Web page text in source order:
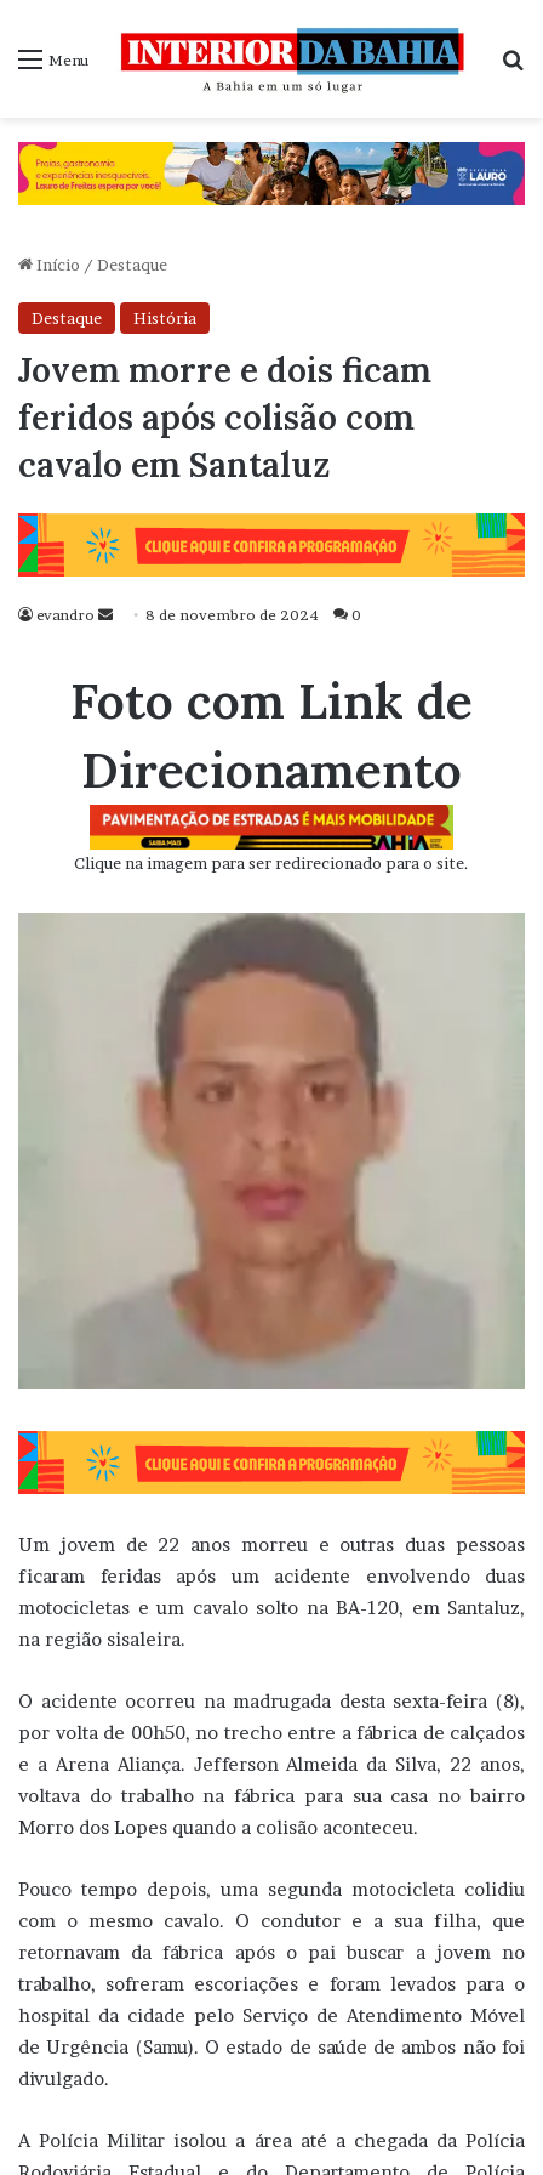
Menu
Início / Destaque
Destaque História
Jovem morre e dois ficam
feridos após colisão com
cavalo em Santaluz
evandro
Mande
mail
8 de novembro de 2024 0
Foto com Link de
Direcionamento
Clique na imagem para ser redirecionado para o site.
Um jovem de 22 anos morreu e outras duas pessoas
ficaram feridas após um acidente envolvendo duas
motocicletas e um cavalo solto na BA-120, em Santaluz,
na região sisaleira.
O acidente ocorreu na madrugada desta sexta-feira (8),
por volta de 00h50, no trecho entre a fábrica de calçados
e a Arena Aliança. Jefferson Almeida da Silva, 22 anos,
voltava do trabalho na fábrica para sua casa no bairro
Morro dos Lopes quando a colisão aconteceu.
Pouco tempo depois, uma segunda motocicleta colidiu
com o mesmo cavalo. O condutor e a sua filha, que
retornavam da fábrica após o pai buscar a jovem no
trabalho, sofreram escoriações e foram levados para o
hospital da cidade pelo Serviço de Atendimento Móvel
de Urgência (Samu). O estado de saúde de ambos não foi
divulgado.
A Polícia Militar isolou a área até a chegada da Polícia